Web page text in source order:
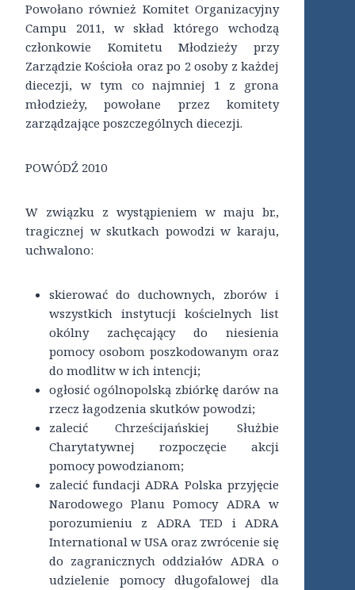
Powołano również Komitet Organizacyjny
Campu 2011, w skład którego wchodzą
członkowie Komitetu Młodzieży przy
Zarządzie Kościoła oraz po 2 osoby z każdej
diecezji, w tym co najmniej 1 z grona
młodzieży, powołane przez komitety
zarządzające poszczególnych diecezji.
POWÓDŹ 2010
W związku z wystąpieniem w maju br.,
tragicznej w skutkach powodzi w karaju,
uchwalono:
skierować do duchownych, zborów i
wszystkich instytucji kościelnych list
okólny zachęcający do niesienia
pomocy osobom poszkodowanym oraz
do modlitw w ich intencji;
ogłosić ogólnopolską zbiórkę darów na
rzecz łagodzenia skutków powodzi;
zalecić Chrześcijańskiej Służbie
Charytatywnej rozpoczęcie akcji
pomocy powodzianom;
zalecić fundacji ADRA Polska przyjęcie
Narodowego Planu Pomocy ADRA w
porozumieniu z ADRA TED i ADRA
International w USA oraz zwrócenie się
do zagranicznych oddziałów ADRA o
udzielenie pomocy długofalowej dla